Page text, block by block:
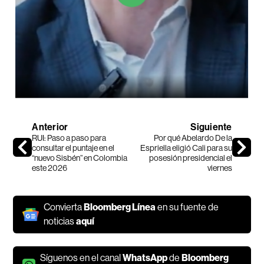
Anterior
RUI: Paso a paso para
consultar el puntaje en el
“nuevo Sisbén” en Colombia
este 2026
Siguiente
Por qué Abelardo De la
Espriella eligió Cali para su
posesión presidencial el
viernes
ConviertaBloomberg Líneaen su fuente de
noticiasaquí
Síguenos en el canalWhatsAppdeBloomberg